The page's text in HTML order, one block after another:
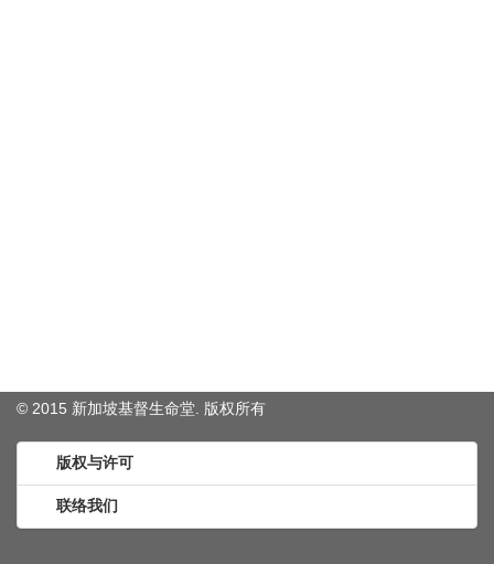
© 2015 新加坡基督生命堂. 版权所有
版权与许可
联络我们